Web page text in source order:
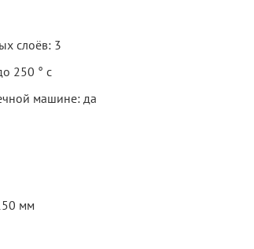
слоёв: 3
250 ° c
машине: да
мм